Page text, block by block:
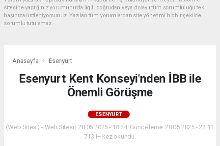
sitesine yaptığınız yorumunuzla ilgili doğrudan veya dolaylı tüm sorumluluğu tek
başınıza üstleniyorsunuz. Yazılan tüm yorumlardan site yönetimi hiçbir şekilde
sorumlu tutulamaz.
Anasayfa Esenyurt
Esenyurt Kent Konseyi'nden İBB ile
Önemli Görüşme
ESENYURT
(Web Sitesi) - Web Sitesi | 28.05.2025 - 18:24, Güncelleme: 28.05.2025 - 22:11
7131+ kez okundu.